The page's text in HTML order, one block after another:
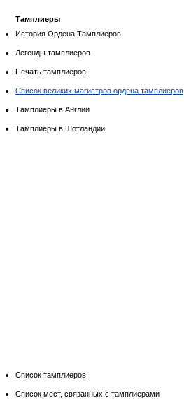
Тамплиеры
История Ордена Тамплиеров
Легенды тамплиеров
Печать тамплиеров
Список великих магистров ордена тамплиеров
Тамплиеры в Англии
Тамплиеры в Шотландии
Список тамплиеров
Список мест, связанных с тамплиерами